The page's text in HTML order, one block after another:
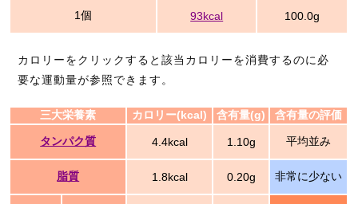
1個 93kcal 100.0g
カロリーをクリックすると該当カロリーを消費するのに必
要な運動量が参照できます。
三大栄養素 カロリー(kcal) 含有量(g) 含有量の評価
タンパク質 4.4kcal 1.10g 平均並み
脂質 1.8kcal 0.20g 非常に少ない